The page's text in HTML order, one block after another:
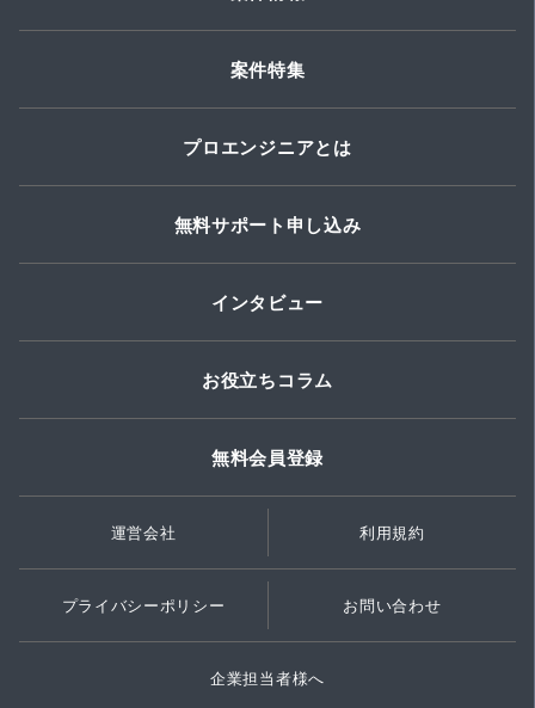
案件特集
プロエンジニアとは
無料サポート申し込み
インタビュー
お役立ちコラム
無料会員登録
運営会社 利用規約
プライバシーポリシー お問い合わせ
企業担当者様へ